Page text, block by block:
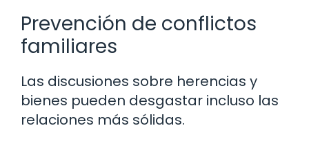
Prevención de conflictos
familiares
Las discusiones sobre herencias y
bienes pueden desgastar incluso las
relaciones más sólidas.